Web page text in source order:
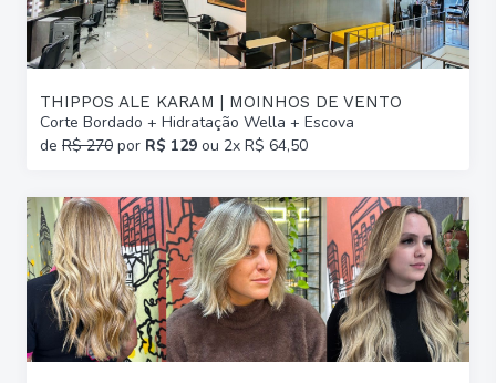
THIPPOS ALE KARAM | MOINHOS DE VENTO
Corte Bordado + Hidratação Wella + Escova
de R$ 270 por R$ 129 ou 2x R$ 64,50